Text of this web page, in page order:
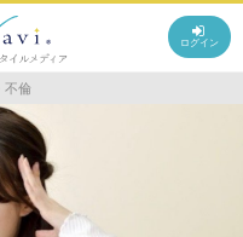
ログイン
不倫